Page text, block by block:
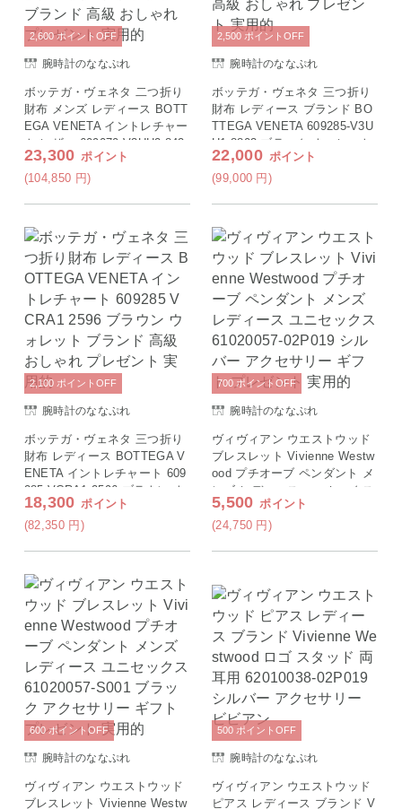
腕時計のななぷれ
ボッテガ・ヴェネタ 二つ折り
財布 メンズ レディース BOTT
EGA VENETA イントレチャー
ト レザー 609070 V3UH2 842
5 ブラック ウォレット ブラン
ド 高級 おしゃれ プレゼント
23,300 ポイント
(104,850 円)
2,600ポイント OFF
腕時計のななぷれ
ボッテガ・ヴェネタ 三つ折り
財布 レディース ブランド BO
TTEGA VENETA 609285-V3U
H1 8803 ブラック ウォレット
高級 おしゃれ プレゼント 実
用的
22,000 ポイント
(99,000 円)
2,500 ポイント OFF
腕時計のななぷれ
ボッテガ・ヴェネタ 三つ折り
財布 レディース BOTTEGA V
ENETA イントレチャート 609
285 VCRA1 2596 ブラウン ウ
ォレット ブランド 高級 おし
ゃれ プレゼント 実用的
18,300 ポイント
(82,350 円)
2,100 ポイント OFF
腕時計のななぷれ
ヴィヴィアン ウエストウッド
ブレスレット Vivienne Westw
ood プチオーブ ペンダント メ
ンズ レディース ユニセックス
61020057-02P019 シルバー ア
クセサリー ギフト プレゼント
5,500 ポイント
(24,750 円)
700 ポイント OFF
腕時計のななぷれ
ヴィヴィアン ウエストウッド
ブレスレット Vivienne Westw
600ポイント OFF
腕時計のななぷれ
ヴィヴィアン ウエストウッド
ピアス レディース ブランド V
500 ポイント OFF